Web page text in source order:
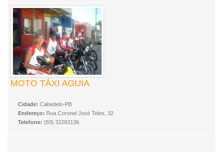
MOTO TÁXI AGUIA
Cidade: Cabedelo-PB
Endereço: Rua Coronel José Teles, 32
Telefone: (83) 32283136